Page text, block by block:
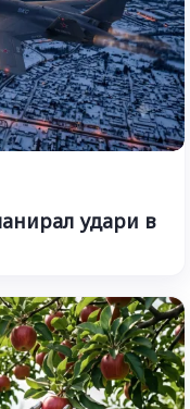
удари в